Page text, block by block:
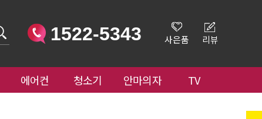
사은품 리뷰
1522-5343
에어컨 청소기 안마의자 TV